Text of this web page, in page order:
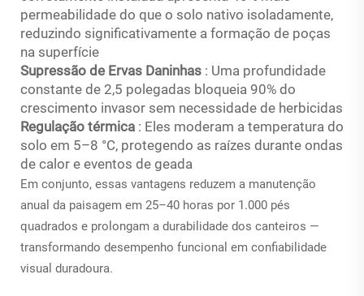
permeabilidade do que o solo nativo isoladamente,
reduzindo significativamente a formação de poças
na superfície
Supressão de Ervas Daninhas : Uma profundidade
constante de 2,5 polegadas bloqueia 90% do
crescimento invasor sem necessidade de herbicidas
Regulação térmica : Eles moderam a temperatura do
solo em 5–8 °C, protegendo as raízes durante ondas
de calor e eventos de geada
Em conjunto, essas vantagens reduzem a manutenção
anual da paisagem em 25–40 horas por 1.000 pés
quadrados e prolongam a durabilidade dos canteiros —
transformando desempenho funcional em confiabilidade
visual duradoura.